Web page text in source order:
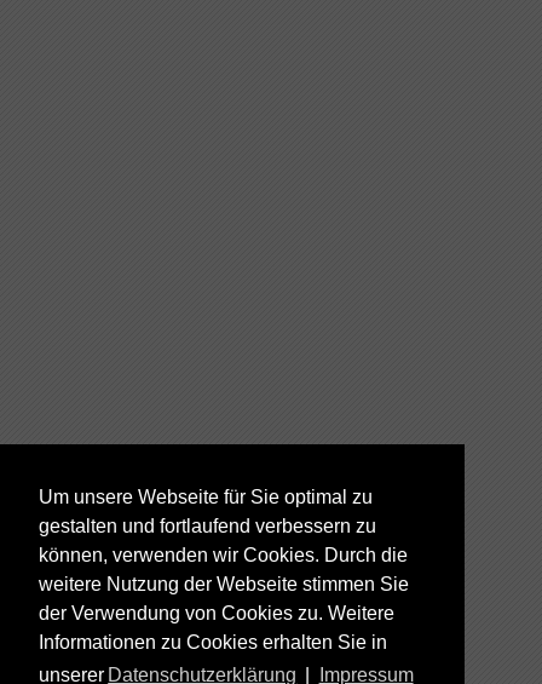
Um unsere Webseite für Sie optimal zu
gestalten und fortlaufend verbessern zu
können, verwenden wir Cookies. Durch die
weitere Nutzung der Webseite stimmen Sie
der Verwendung von Cookies zu. Weitere
Informationen zu Cookies erhalten Sie in
unserer Datenschutzerklärung Impressum